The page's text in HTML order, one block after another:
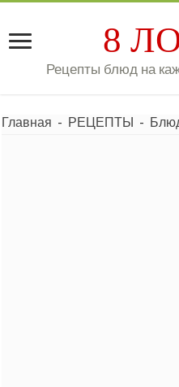
8
Рецепты блюд на
Главная - РЕЦЕПТЫ -